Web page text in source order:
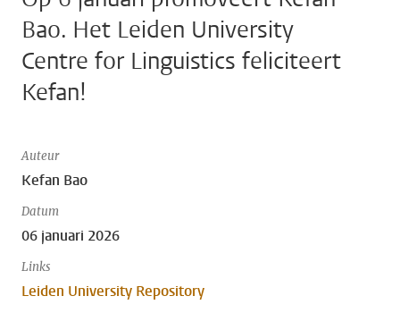
Bao. Het Leiden University
Centre for Linguistics feliciteert
Kefan!
Auteur
Kefan Bao
Datum
06 januari 2026
Links
Leiden University Repository